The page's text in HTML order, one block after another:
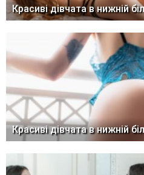
Красиві дівчата в нижній
Красиві дівчата в нижній